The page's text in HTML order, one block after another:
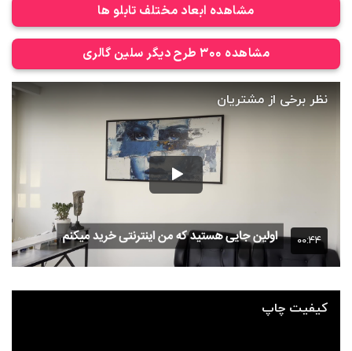
مشاهده ابعاد مختلف تابلو ها
مشاهده 300 طرح دیگر سلین گالری